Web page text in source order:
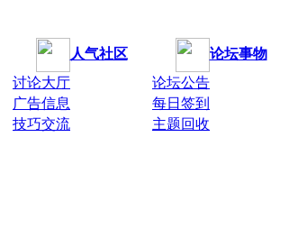
人气社区
论坛事物
讨论大厅
论坛公告
广告信息
每日签到
技巧交流 主题回收